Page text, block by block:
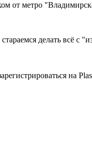
от метро
делать всё с
на